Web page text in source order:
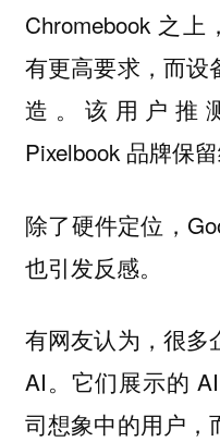
Chromebook 之
有更高要求，而设
造。该用户推
Pixelbook 品牌保
除了硬件定位，
也引发反感。
有网友认为，很多
AI。它们展示的
司想象中的用户，